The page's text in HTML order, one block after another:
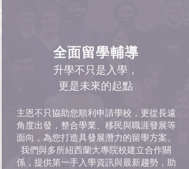
全面留學輔導
升學不只是入學，
更是未來的起點
主恩不只協助您順利申請學校，更從長遠
角度出發，整合學業、移民與職涯發展等
面向，為您打造具發展潛力的留學方案。
我們與多所紐西蘭大專院校建立合作關
係，提供第一手入學資訊與最新趨勢，助